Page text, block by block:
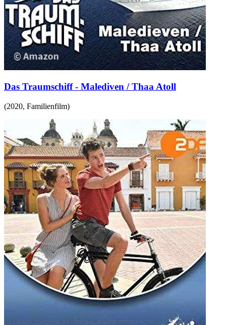
Das Traumschiff - Malediven / Thaa Atoll
(2020, Familienfilm)